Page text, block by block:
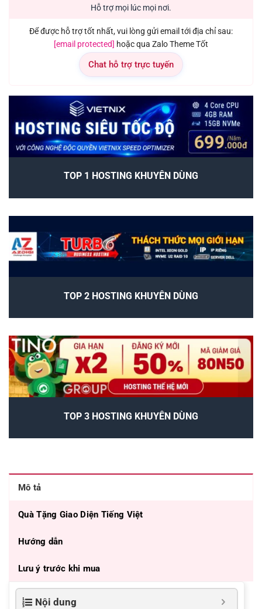
Hỗ trợ mọi lúc mọi nơi.
Để được hỗ trợ tốt nhất, vui lòng gửi email tới địa chỉ sau:
[email protected] hoặc qua Zalo Theme Tốt
Chat hỗ trợ trực tuyến
TOP 1 HOSTING KHUYÊN DÙNG
TOP 2 HOSTING KHUYÊN DÙNG
TOP 3 HOSTING KHUYÊN DÙNG
Mô tả
Quà Tặng Giao Diện Tiếng Việt
Hướng dẫn
Lưu ý trước khi mua
Nội dung